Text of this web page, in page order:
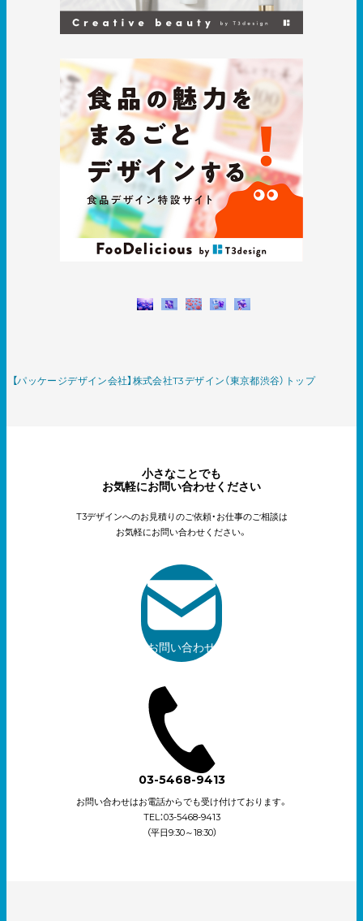
【パッケージデザイン会社】株式会社T3デザイン（東京都渋谷）トップ
小さなことでも
お気軽にお問い合わせください
T3デザインへのお見積りのご依頼・お仕事のご相談は
お気軽にお問い合わせください。
お問い合わせ
03-5468-9413
お問い合わせはお電話からでも受け付けております。
TEL：03-5468-9413
（平日9:30～18:30）